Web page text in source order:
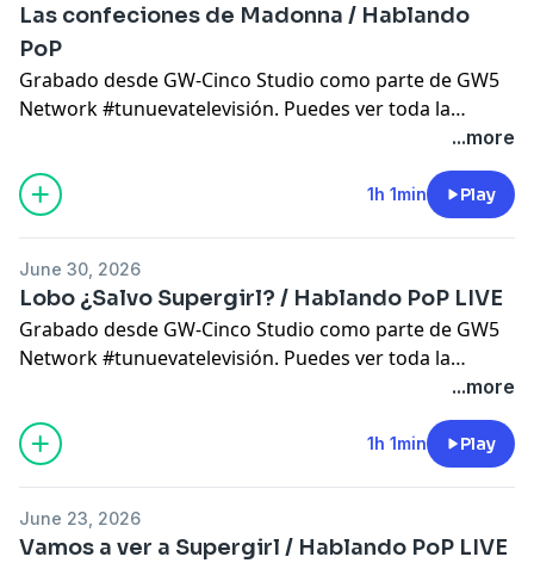
Las confeciones de Madonna / Hablando
PoP
Grabado desde GW-Cinco Studio como parte de GW5
Network #tunuevatelevisión. Puedes ver toda la
. síguenos en
patreon.com/bienabiertas
patreon.com/gw5network
patreon.com/hablandopop
...more
1h 1min Play
June 30, 2026
Lobo ¿Salvo Supergirl? / Hablando PoP LIVE
Grabado desde GW-Cinco Studio como parte de GW5
Network #tunuevatelevisión. Puedes ver toda la
. síguenos en
Patreon:
patreon.com/bienabiertas
patreon.com/hablandopop
...more
1h 1min Play
June 23, 2026
Vamos a ver a Supergirl / Hablando PoP LIVE